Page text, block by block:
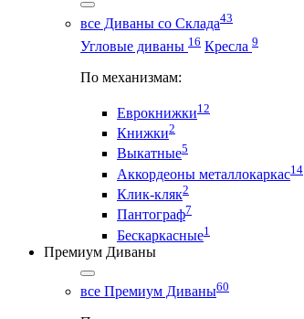
все Диваны со Склада43
Угловые диваны 16 Кресла 9
По механизмам:
Еврокнижки12
Книжки2
Выкатные5
Аккордеоны металлокаркас14
Клик-кляк2
Пантограф7
Бескаркасные1
Премиум Диваны
все Премиум Диваны60